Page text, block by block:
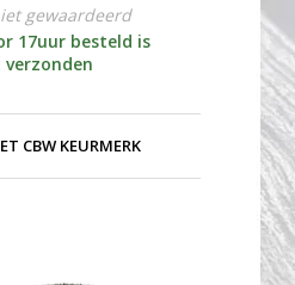
gewaardeerd
17uur besteld is
CBW KEURMERK